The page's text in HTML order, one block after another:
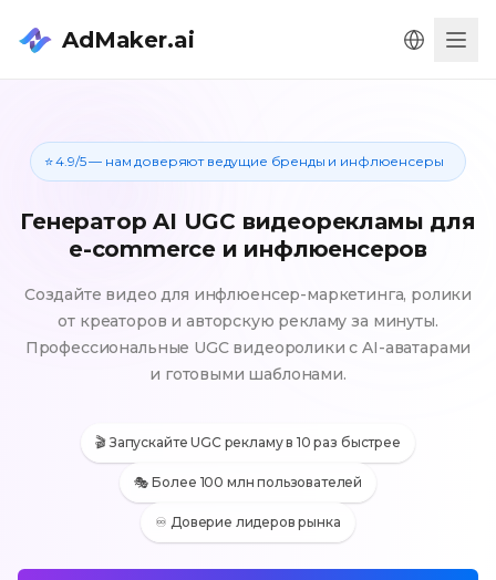
AdMaker.ai
⭐ 4.9/5 — нам доверяют ведущие бренды и инфлюенсеры
Генератор AI UGC видеорекламы для
e-commerce и инфлюенсеров
Создайте видео для инфлюенсер-маркетинга, ролики
от креаторов и авторскую рекламу за минуты.
Профессиональные UGC видеоролики с AI-аватарами
и готовыми шаблонами.
🎬 Запускайте UGC рекламу в 10 раз быстрее
🎭 Более 100 млн пользователей
♾️ Доверие лидеров рынка